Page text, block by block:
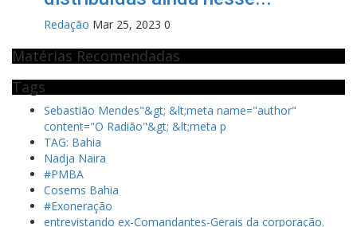
Redação Mar 25, 2023 0
Matérias Recomendadas
Tags
Sebastião Mendes"&gt; &lt;meta name="author"
content="O Radião"&gt; &lt;meta p
TAG: Bahia
Nadja Naira
#PMBA
Cosems Bahia
#Exoneração
entrevistando ex-Comandantes-Gerais da corporação.